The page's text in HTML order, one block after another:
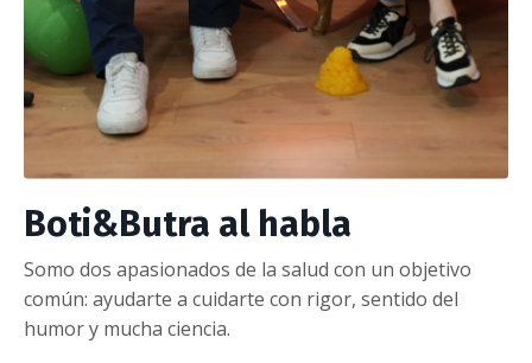
Boti&Butra al habla
Somo dos apasionados de la salud con un objetivo
común: ayudarte a cuidarte con rigor, sentido del
humor y mucha ciencia.